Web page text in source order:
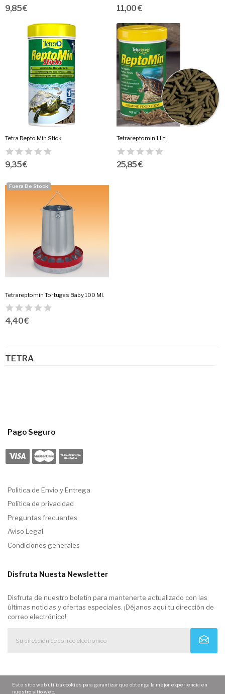
TETRA
9,85 € 11,00 €
Tetra Repto Min Stick
9,35 €
Tetrareptomin 1 Lt.
25,85 €
Fuera De Stock
Tetrareptomin Tortugas Baby 100 Ml.
4,40 €
Pago Seguro
Politica de Envio y Entrega
Política de privacidad
Preguntas frecuentes
Aviso Legal
Condiciones generales
Disfruta Nuesta Newsletter
Disfruta de nuestro boletín para mantenerte actualizado con las
últimas noticias y ofertas especiales. ¡Déjanos aquí tu dirección de
correo electrónico!
Este sitio web utiliza cookies para garantizar que obtenga la mejor experiencia en
nuestro sitio web.